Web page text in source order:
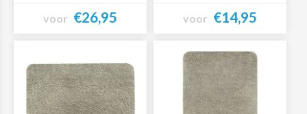
voor €26,95 voor €14,95
Bekijk product